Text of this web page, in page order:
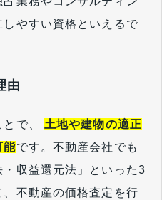
やすい資格といえるで
由
で、 土地や建物の適正
能です。不動産会社でも
・収益還元法」といった3
不動産の価格査定を行